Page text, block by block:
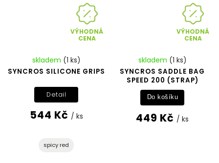
VÝHODNÁ
CENA
SYNCROS SILICONE GRIPS
skladem (1 ks)
544 Kč / ks
Detail
spicy red
VÝHODNÁ
CENA
SYNCROS SADDLE BAG
SPEED 200 (STRAP)
skladem (1 ks)
449 Kč / ks
Do košíku